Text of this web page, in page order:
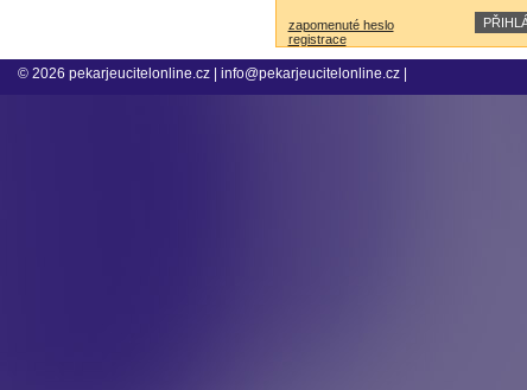
zapomenuté heslo
registrace
© 2026 pekarjeucitelonline.cz info@pekarjeucitelonline.cz